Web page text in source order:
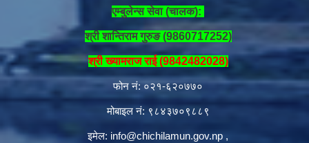
एम्बुलेन्स सेवा (चालक):
श्री शान्तिराम गुरुङ (9860717252)
श्री ख्यामराज राई (9842482028)
फोन नं: ०२१-६२०७७०
मोबाइल नं: ९८४३७०९८८९
इमेल: info@chichilamun.gov.np ,